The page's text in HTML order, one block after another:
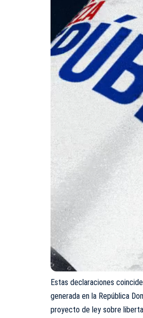
Estas declaraciones
generada en la República
proyecto de ley sobre